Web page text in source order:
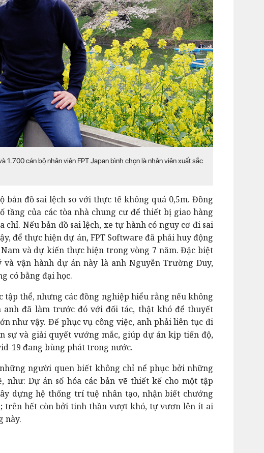
1.700 cán bộ nhân viên FPT Japan bình chọn là nhân viên xuất sắc
bản đồ sai lệch so với thực tế không quá 0,5m. Đồng
tầng của các tòa nhà chung cư để thiết bị giao hàng
Nếu bản đồ sai lệch, xe tự hành có nguy cơ đi sai
để thực hiện dự án, FPT Software đã phải huy động
và dự kiến thực hiện trong vòng 7 năm. Đặc biệt
vận hành dự án này là anh Nguyễn Trường Duy,
có bằng đại học.
tập thể, nhưng các đồng nghiệp hiểu rằng nếu không
anh đã làm trước đó với đối tác, thật khó để thuyết
như vậy. Để phục vụ công việc, anh phải liên tục đi
sự và giải quyết vướng mắc, giúp dự án kịp tiến độ,
19 đang bùng phát trong nước.
người quen biết không chỉ nể phục bởi những
như: Dự án số hóa các bản vẽ thiết kế cho một tập
dựng hệ thống trí tuệ nhân tạo, nhận biết chướng
trên hết còn bởi tinh thần vượt khó, tự vươn lên ít ai
này.